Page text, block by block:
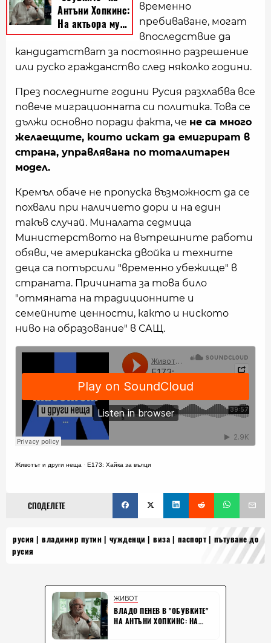
временно
пребиваване, могат
впоследствие да
кандидатстват за постоянно разрешение
или руско гражданство след няколко години.
През последните години Русия разхлабва все
повече миграционната си политика. Това се
дължи основно поради факта, че не са много
желаещите, които искат да емигрират в
страна, управлявана по тоталитарен
модел.
Кремъл обаче не пропуска възможност да се
похвали при наличието дори и на един
такъв случай. Миналата седмица
Министерството на вътрешните работи
обяви, че американска двойка и техните
деца са потърсили "временно убежище" в
страната. Причината за това било
"отмяната на традиционните и
семейните ценности, както и ниското
ниво на образование" в САЩ.
Животът и други неща · Е173: Хайка за вълци
СПОДЕЛЕТЕ
русия владимир путин чужденци виза паспорт
пътуване до
русия